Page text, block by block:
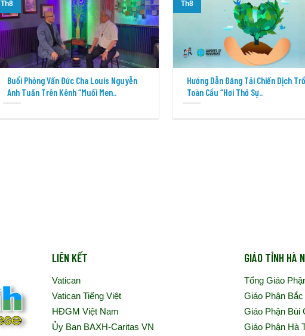
Buổi Phỏng Vấn Đức Cha Louis Nguyễn
Anh Tuấn Trên Kênh “Muối Men..
Th8
Hướng Dẫn Đăng Tải Chiến Dịch
Toàn Cầu “Hơi Thở Sự..
Th8
LIÊN KẾT
Vatican
Vatican Tiếng Việt
HĐGM Việt Nam
Ủy Ban BAXH-Caritas VN
GIÁO TỈNH HÀ
Tổng Giáo
Giáo Phận
Giáo Phận Bùi
Giáo Phận Hà